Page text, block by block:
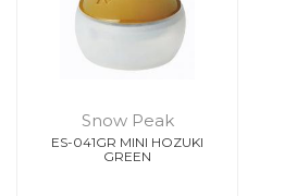
Snow Peak
ES-041GR MINI HOZUKI
GREEN